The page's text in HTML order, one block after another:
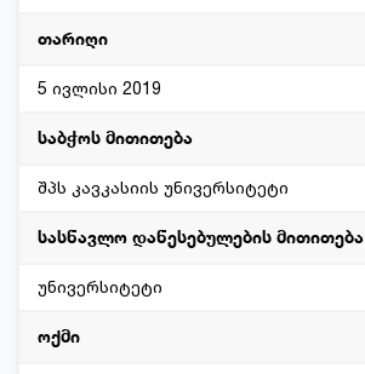
თარიღი
5 ივლისი 2019
საბჭოს მითითება
შპს კავკასიის უნივერსიტეტი
სასწავლო დაწესებულების მითითება
უნივერსიტეტი
ოქმი